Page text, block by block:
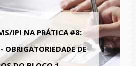
VIDEOAULA 05 | CURSO MANUAL EFD
DO AP - COMO ESCRITURAR O
PRESUMIDO DA ÁREA DE LIVRE